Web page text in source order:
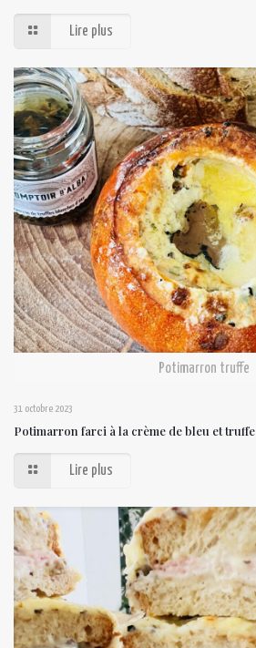
Lire plus
Potimarron truffe
31 octobre 2023
Potimarron farci à la crème de bleu et truffe
Lire plus